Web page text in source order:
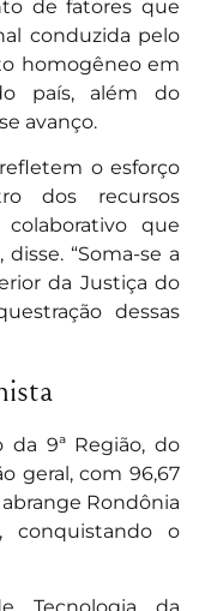
de fatores que
conduzida pelo
homogêneo em
país, além do
avanço.
o esforço
dos recursos
que
“Soma-se a
da Justiça do
dessas
da 9ª Região, do
geral, com 96,67
abrange Rondônia
conquistando o